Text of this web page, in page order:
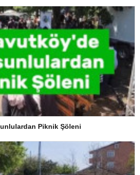
Piknik Şöleni